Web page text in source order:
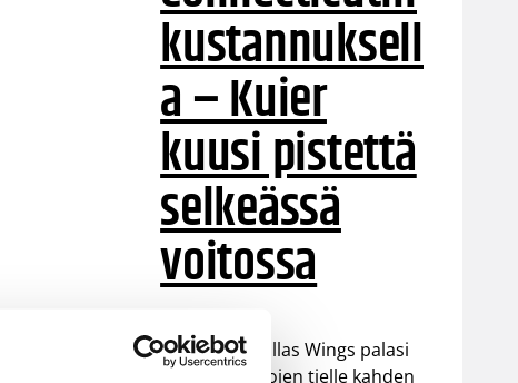
kustannuksell
a – Kuier
kuusi pistettä
selkeässä
voitossa
WNBA:ssa Dallas Wings palasi
takaisin voittojen tielle kahden